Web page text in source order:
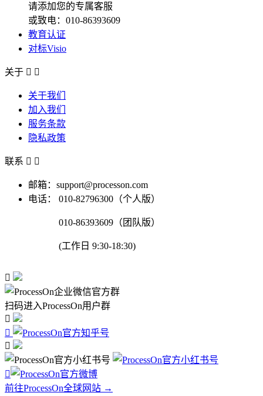
请添加您的专属客服
或致电：010-86393609
教育认证
对标Visio
关于  
关于我们
加入我们
服务条款
隐私政策
联系  
邮箱：support@processon.com
电话：
010-82796300（个人版）
010-86393609（团队版）
(工作日 9:30-18:30)

扫码进入ProcessOn用户群




前往ProcessOn全球网站 →